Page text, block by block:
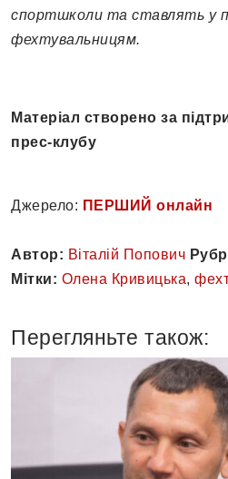
спортшколи та ставлять у
фехтувальницям.
Матеріал створено за
прес-клубу
Джерело: ПЕРШИЙ онлайн
Автор: Віталій Попович
Мітки: Олена Кривицька,
Перегляньте також: